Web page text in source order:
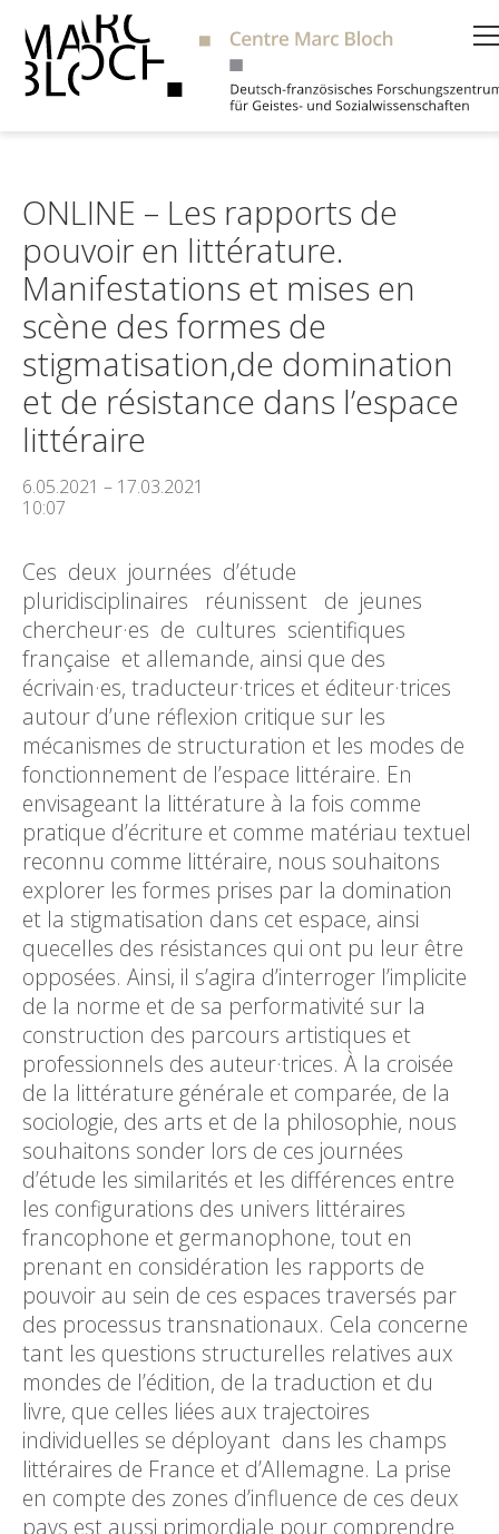
ONLINE – Les rapports de
pouvoir en littérature.
Manifestations et mises en
scène des formes de
stigmatisation,de domination
et de résistance dans l’espace
littéraire
6.05.2021 – 17.03.2021
10:07
Ces deux journées d’étude
pluridisciplinaires réunissent de jeunes
chercheur·es de cultures scientifiques
française et allemande, ainsi que des
écrivain·es, traducteur·trices et éditeur·trices
autour d’une réflexion critique sur les
mécanismes de structuration et les modes de
fonctionnement de l’espace littéraire. En
envisageant la littérature à la fois comme
pratique d’écriture et comme matériau textuel
reconnu comme littéraire, nous souhaitons
explorer les formes prises par la domination
et la stigmatisation dans cet espace, ainsi
quecelles des résistances qui ont pu leur être
opposées. Ainsi, il s’agira d’interroger l’implicite
de la norme et de sa performativité sur la
construction des parcours artistiques et
professionnels des auteur·trices. À la croisée
de la littérature générale et comparée, de la
sociologie, des arts et de la philosophie, nous
souhaitons sonder lors de ces journées
d’étude les similarités et les différences entre
les configurations des univers littéraires
francophone et germanophone, tout en
prenant en considération les rapports de
pouvoir au sein de ces espaces traversés par
des processus transnationaux. Cela concerne
tant les questions structurelles relatives aux
mondes de l’édition, de la traduction et du
livre, que celles liées aux trajectoires
individuelles se déployant dans les champs
littéraires de France et d’Allemagne. La prise
en compte des zones d’influence de ces deux
pays est aussi primordiale pour comprendre